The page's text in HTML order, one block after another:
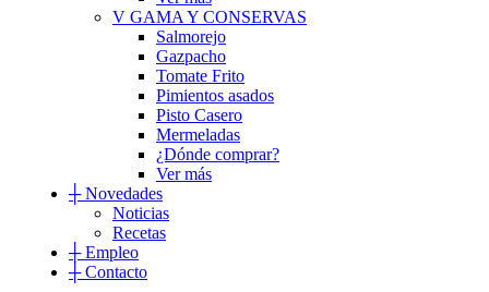
V GAMA Y CONSERVAS
Salmorejo
Gazpacho
Tomate Frito
Pimientos asados
Pisto Casero
Mermeladas
¿Dónde comprar?
Ver más
┼Novedades
Noticias
Recetas
┼Empleo
┼Contacto